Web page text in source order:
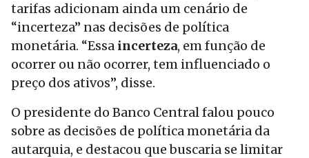
tarifas adicionam ainda um cenário de
“incerteza” nas decisões de política
monetária. “Essa incerteza, em função de
ocorrer ou não ocorrer, tem influenciado o
preço dos ativos”, disse.
O presidente do Banco Central falou pouco
sobre as decisões de política monetária da
autarquia, e destacou que buscaria se limitar